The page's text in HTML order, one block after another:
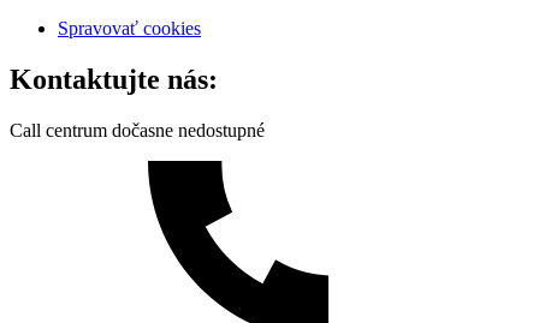
Spravovať cookies
Kontaktujte nás:
Call centrum dočasne nedostupné